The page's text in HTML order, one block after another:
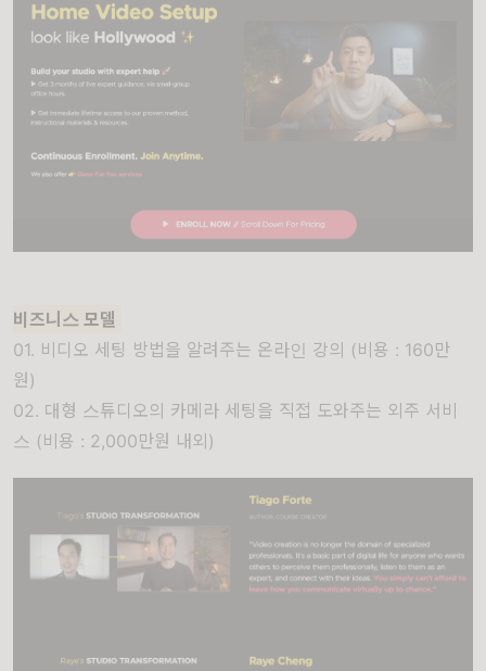
비즈니스 모델
01. 비디오 세팅 방법을 알려주는 온라인 강의 (비용 : 160만
원)
02. 대형 스튜디오의 카메라 세팅을 직접 도와주는 외주 서비
스 (비용 : 2,000만원 내외)